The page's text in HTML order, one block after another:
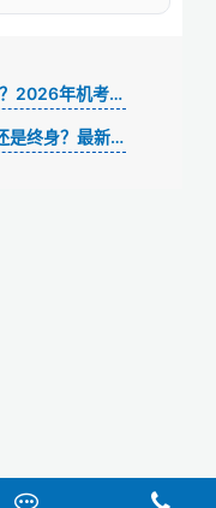
软考高项论文查重率是多少？2026年机考避免雷同全攻略
软考高项证书有效期是3年还是终身？最新续证政策解读